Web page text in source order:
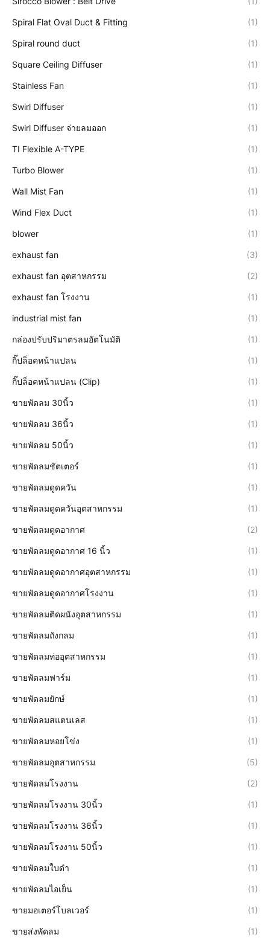
Spiral Flat Oval Duct & Fitting (1)
Spiral round duct (1)
Square Ceiling Diffuser (1)
Stainless Fan (1)
Swirl Diffuser (1)
Swirl Diffuser จ่ายลมออก (1)
TI Flexible A-TYPE (1)
Turbo Blower (1)
Wall Mist Fan (1)
Wind Flex Duct (1)
blower (1)
exhaust fan (3)
exhaust fan อุตสาหกรรม (2)
exhaust fan โรงงาน (1)
industrial mist fan (1)
กล่องปรับปริมาตรลมอัตโนมัติ (1)
กิ๊ปล็อคหน้าแปลน (1)
กิ๊ปล็อคหน้าแปลน (Clip) (1)
ขายพัดลม 30นิ้ว (1)
ขายพัดลม 36นิ้ว (1)
ขายพัดลม 50นิ้ว (1)
ขายพัดลมชัตเตอร์ (1)
ขายพัดลมดูดควัน (1)
ขายพัดลมดูดควันอุตสาหกรรม (1)
ขายพัดลมดูดอากาศ (2)
ขายพัดลมดูดอากาศ 16 นิ้ว (1)
ขายพัดลมดูดอากาศอุตสาหกรรม (1)
ขายพัดลมดูดอากาศโรงงาน (1)
ขายพัดลมติดผนังอุตสาหกรรม (1)
ขายพัดลมถังกลม (1)
ขายพัดลมท่ออุตสาหกรรม (1)
ขายพัดลมฟาร์ม (1)
ขายพัดลมยักษ์ (1)
ขายพัดลมสแตนเลส (1)
ขายพัดลมหอยโข่ง (1)
ขายพัดลมอุตสาหกรรม (5)
ขายพัดลมโรงงาน (2)
ขายพัดลมโรงงาน 30นิ้ว (1)
ขายพัดลมโรงงาน 36นิ้ว (1)
ขายพัดลมโรงงาน 50นิ้ว (1)
ขายพัดลมใบดำ (1)
ขายพัดลมไอเย็น (1)
ขายมอเตอร์โบลเวอร์ (1)
ขายส่งพัดลม (1)